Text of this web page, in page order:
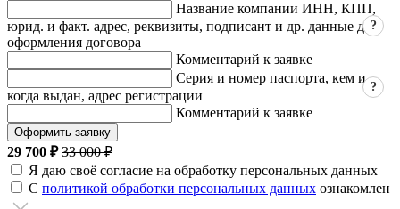
Название компании ИНН, КПП,
юрид. и факт. адрес, реквизиты, подписант и др. данные для
оформления договора
?
Комментарий к заявке
Серия и номер паспорта, кем и
когда выдан, адрес регистрации
?
Комментарий к заявке
Оформить заявку
29 700 ₽ 33 000 ₽
Я даю своё согласие на обработку персональных данных
С политикой обработки персональных данных ознакомлен